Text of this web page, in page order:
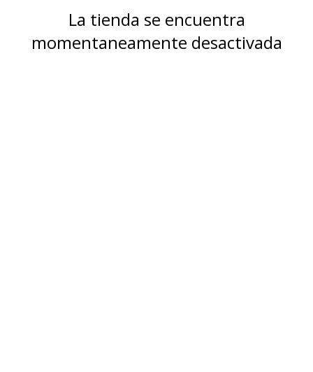
La tienda se encuentra
momentaneamente desactivada